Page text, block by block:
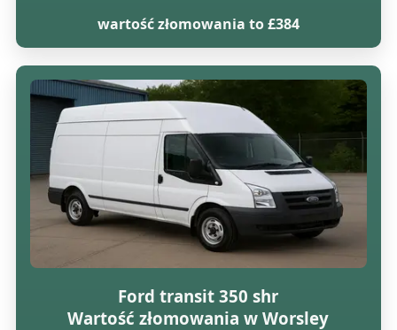
wartość złomowania to £384
Ford transit 350 shr
Wartość złomowania w Worsley